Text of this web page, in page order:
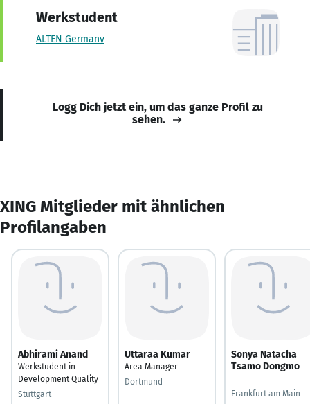
Werkstudent
ALTEN Germany
Logg Dich jetzt ein, um das ganze Profil zu
sehen.
XING Mitglieder mit ähnlichen
Profilangaben
Abhirami Anand
Werkstudent in
Development Quality
Stuttgart
Uttaraa Kumar
Area Manager
Dortmund
Sonya Natacha
Tsamo Dongmo
---
Frankfurt am Main